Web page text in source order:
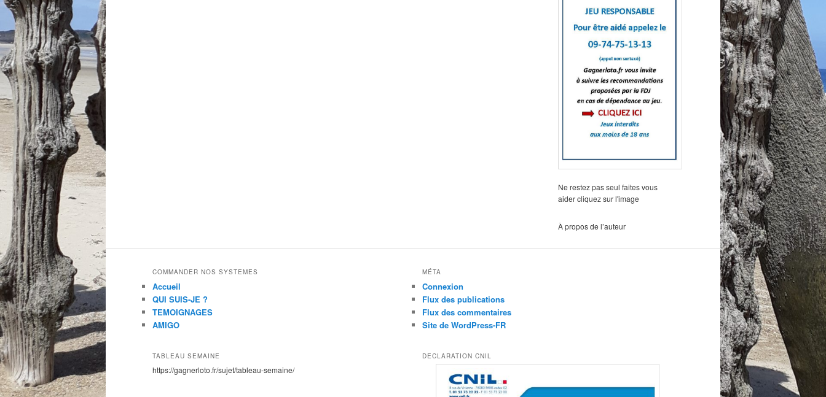
Ne restez pas seul faites vous
aider cliquez sur l'image
À propos de l’auteur
COMMANDER NOS SYSTEMES
Accueil
QUI SUIS-JE ?
TEMOIGNAGES
AMIGO
TABLEAU SEMAINE
https://gagnerloto.fr/sujet/tableau-semaine/
MÉTA
Connexion
Flux des publications
Flux des commentaires
Site de WordPress-FR
DECLARATION CNIL